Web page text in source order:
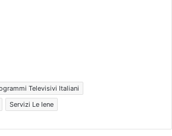
Televisivi Italiani
Servizi Le Iene